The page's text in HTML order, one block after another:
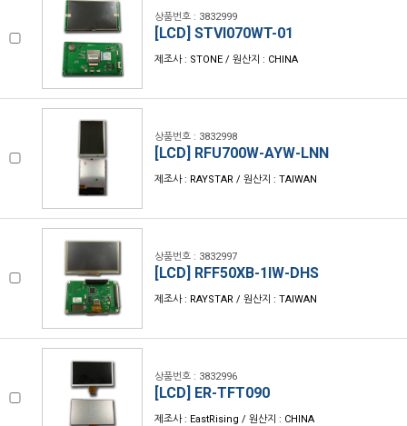
상품번호 : 3832999
[LCD] STVI070WT-01
제조사 : STONE / 원산지 : CHINA
상품번호 : 3832998
[LCD] RFU700W-AYW-LNN
제조사 : RAYSTAR / 원산지 : TAIWAN
상품번호 : 3832997
[LCD] RFF50XB-1IW-DHS
제조사 : RAYSTAR / 원산지 : TAIWAN
상품번호 : 3832996
[LCD] ER-TFT090
제조사 : EastRising / 원산지 : CHINA